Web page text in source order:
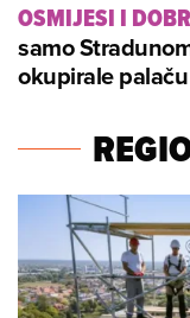
OSMIJESI I
samo
okupirale